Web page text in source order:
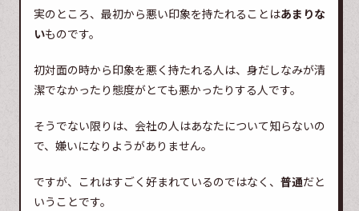
実のところ、最初から悪い印象を持たれることはあまりな
いものです。
初対面の時から印象を悪く持たれる人は、身だしなみが清
潔でなかったり態度がとても悪かったりする人です。
そうでない限りは、会社の人はあなたについて知らないの
で、嫌いになりようがありません。
ですが、これはすごく好まれているのではなく、 普通だと
いうことです。